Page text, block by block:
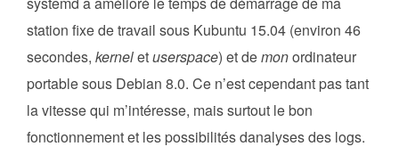
station fixe de travail sous Kubuntu 15.04 (environ 46
secondes, kerneletuserspace) et demonordinateur
portable sous Debian 8.0. Ce n’est cependant pas tant
la vitesse qui m’intéresse, mais surtout le bon
fonctionnement et les possibilités danalyses des logs.